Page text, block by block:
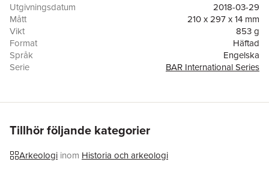
Utgivningsdatum
2018-03-29
Mått
210 x 297 x 14 mm
Vikt
853 g
Format
Häftad
Språk
Engelska
Serie
BAR International Series
ISBN
9781407316369
Tillhör följande kategorier
Arkeologi inom Historia och arkeologi